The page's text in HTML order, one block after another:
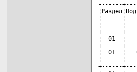
-------
¦      ¦
¦      ¦
+------
¦  01  ¦
+------
¦  01  ¦
¦      ¦
+------